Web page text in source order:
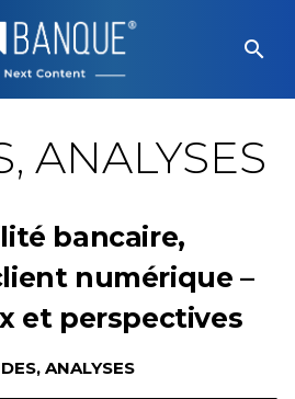
search
ANALYSES
bancaire,
numérique –
et perspectives
ANALYSES